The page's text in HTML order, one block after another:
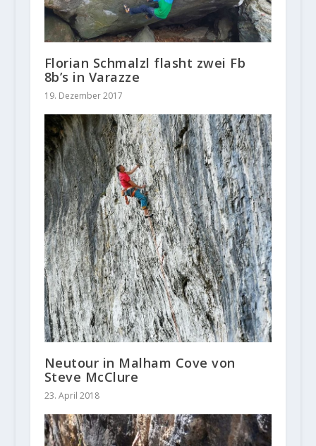
Florian Schmalzl flasht zwei Fb
8b’s in Varazze
19. Dezember 2017
Neutour in Malham Cove von
Steve McClure
23. April 2018